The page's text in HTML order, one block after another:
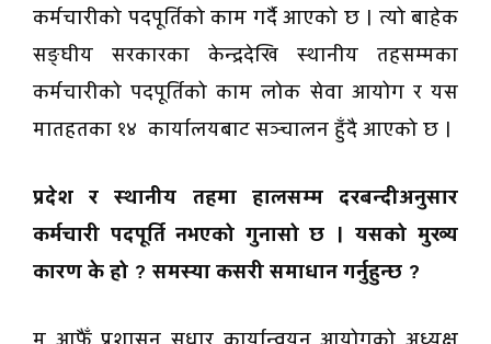
कर्मचारीको पदपूर्तिको काम गर्दै आएको छ । त्यो बाहेक
सङ्घीय सरकारका केन्द्रदेखि स्थानीय तहसम्मका
कर्मचारीको पदपूर्तिको काम लोक सेवा आयोग र यस
मातहतका १४ कार्यालयबाट सञ्चालन हुँदै आएको छ ।
प्रदेश र स्थानीय तहमा हालसम्म दरबन्दीअनुसार
कर्मचारी पदपूर्ति नभएको गुनासो छ । यसको मुख्य
कारण के हो ? समस्या कसरी समाधान गर्नुहुन्छ ?